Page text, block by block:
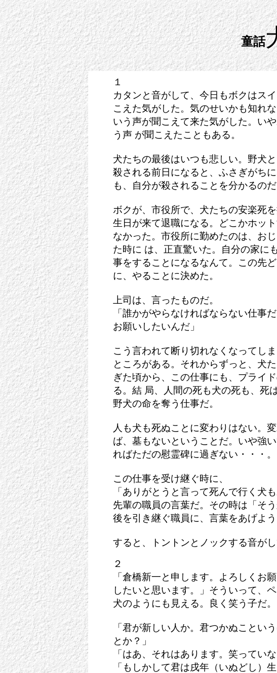
童話
１
カタンと音がして、今日もボクはス
こえた気がした。気のせいかも知れ
いう声が聞こえて来た気がした。い
う声 が聞こえたこともある。
犬たちの最後はいつも悲しい。野犬
殺される前日になると、ふさぎがち
も、自分が殺されることを分かるのだ
ボクが、市役所で、犬たちの安楽死
生日が来て退職になる。どこかホッ
なかった。市役所に勤めたのは、お
た時に は、正直驚いた。自分の家に
事をすることになるなんて。この先
に、やることに決めた。
上司は、言ったものだ。
「誰かがやらなければならない仕事
お願いしたいんだ」
こう言われて断り切れなくなってし
ところがある。それからずっと、犬
ぎた頃から、この仕事にも、プライ
る。結 局、人間の死も犬の死も、死
野犬の命を奪う仕事だ。
人も犬も死ぬことに変わりはない。
ば、墓もないということだ。いや強
ればただの慰霊碑に過ぎない・・・。
この仕事を受け継ぐ時に、
「ありがとうと言って死んで行く犬
先輩の職員の言葉だ。その時は「そ
後を引き継ぐ職員に、言葉をあげよ
すると、トントンとノックする音が
２
「倉橋新一と申します。よろしくお
したいと思います。」そういって、
犬のようにも見える。良く笑う子だ
「君が新しい人か。君つかぬことい
とか？」
「はあ、それはあります。笑ってい
「もしかして君は戌年（いぬどし）生